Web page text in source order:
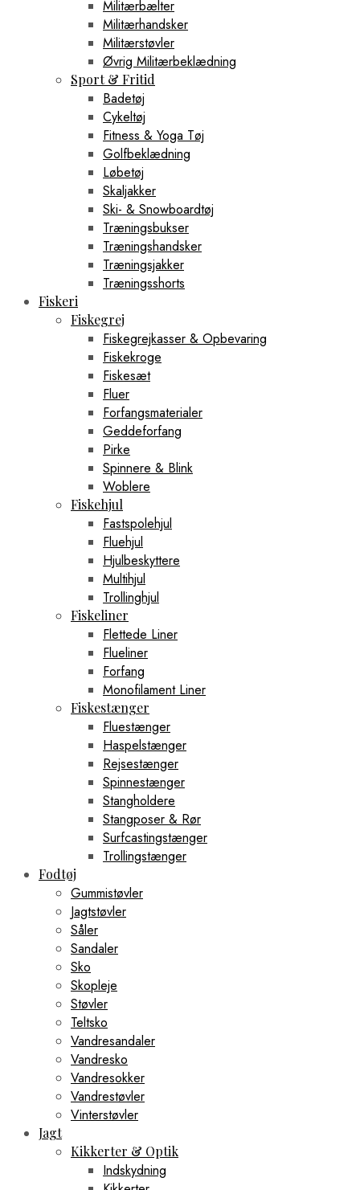
Militærbælter
Militærhandsker
Militærstøvler
Øvrig Militærbeklædning
Sport & Fritid
Badetøj
Cykeltøj
Fitness & Yoga Tøj
Golfbeklædning
Løbetøj
Skaljakker
Ski- & Snowboardtøj
Træningsbukser
Træningshandsker
Træningsjakker
Træningsshorts
Fiskeri
Fiskegrej
Fiskegrejkasser & Opbevaring
Fiskekroge
Fiskesæt
Fluer
Forfangsmaterialer
Geddeforfang
Pirke
Spinnere & Blink
Woblere
Fiskehjul
Fastspolehjul
Fluehjul
Hjulbeskyttere
Multihjul
Trollinghjul
Fiskeliner
Flettede Liner
Flueliner
Forfang
Monofilament Liner
Fiskestænger
Fluestænger
Haspelstænger
Rejsestænger
Spinnestænger
Stangholdere
Stangposer & Rør
Surfcastingstænger
Trollingstænger
Fodtøj
Gummistøvler
Jagtstøvler
Såler
Sandaler
Sko
Skopleje
Støvler
Teltsko
Vandresandaler
Vandresko
Vandresokker
Vandrestøvler
Vinterstøvler
Jagt
Kikkerter & Optik
Indskydning